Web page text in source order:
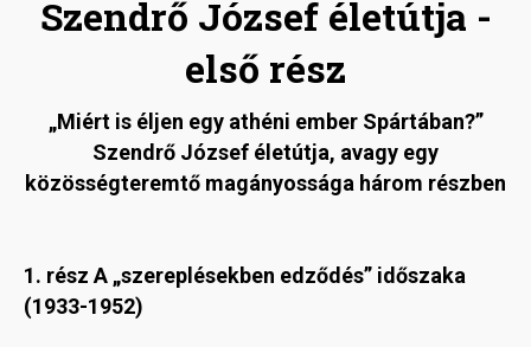
Szendrő József életútja -
első rész
„Miért is éljen egy athéni ember Spártában?”
Szendrő József életútja, avagy egy
közösségteremtő magányossága három részben
1. rész A „szereplésekben edződés” időszaka
(1933-1952)